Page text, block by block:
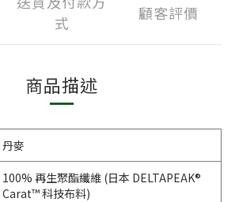
式
顧客評價
商品描述
丹麥
100% 再生聚酯纖維 (日本 DELTAPEAK®
Carat™ 科技布料)